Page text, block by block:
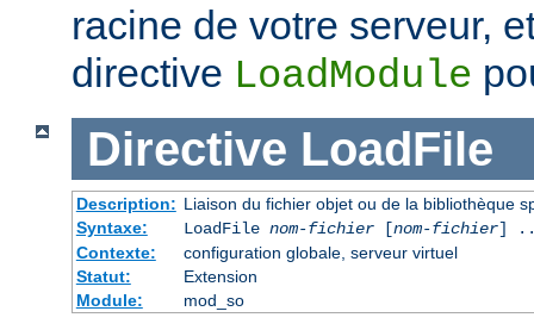
racine de votre serveur,
directive LoadModule
Directive LoadFile
Description: Liaison du fichier objet ou de la bibliothèque
Syntaxe:
LoadFile nom-fichier[nom-fichier]
Contexte:
configuration globale, serveur virtuel
Statut:
Extension
Module:
mod_so